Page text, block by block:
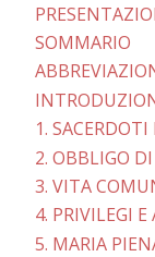
SOMMARIO
1.
2. OBBLIGO
3. VITA
4. PRIVILEGI
5. MARIA